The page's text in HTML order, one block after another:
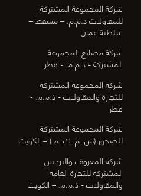
شركة المجموعة المشتركة
للمقاولات ذ.م.م. – مسقط –
سلطنة عمان
شركة مصانع المجموعة
المشتركة - ذ.م.م. - قطر
شركة المجموعة المشتركة
للتجارة والمقاولات - ذ.م.م. -
قطر
شركة المجموعة المشتركة
للصخور (ش. م. ك. م.) – الكويت
شركة المعروف والبرجس
المشتركة للتجارة العامة
والمقاولات - ذ.م.م. – الكويت